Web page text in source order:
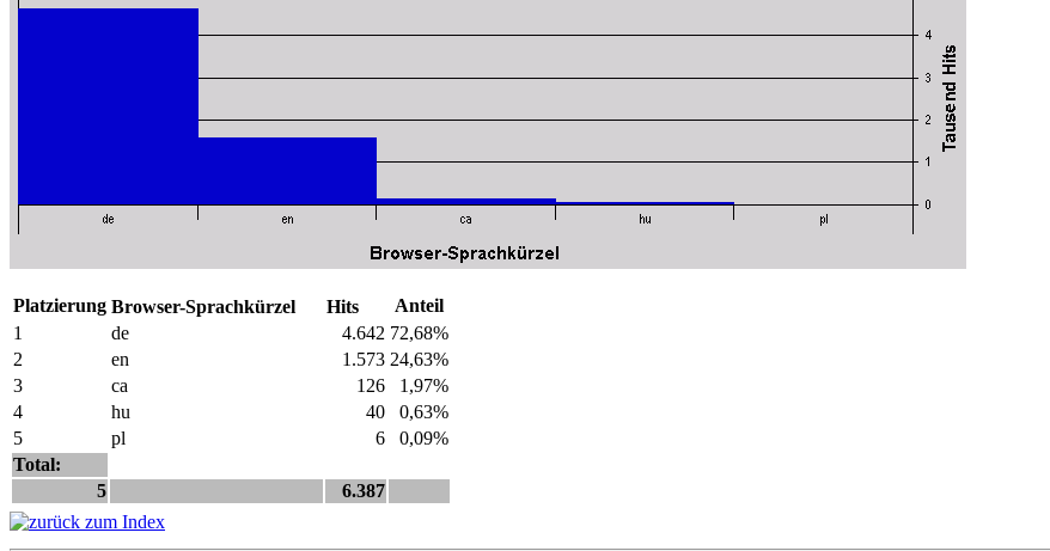
Platzierung Browser-Sprachkürzel Hits
Anteil
1
de 4.642 72,68%
2
en 1.573 24,63%
3
ca 126
1,97%
4
hu 40
0,63%
5
pl 6
0,09%
Total:
5
6.387